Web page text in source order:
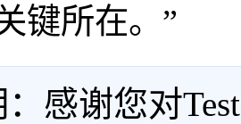
键所在。”
感谢您对